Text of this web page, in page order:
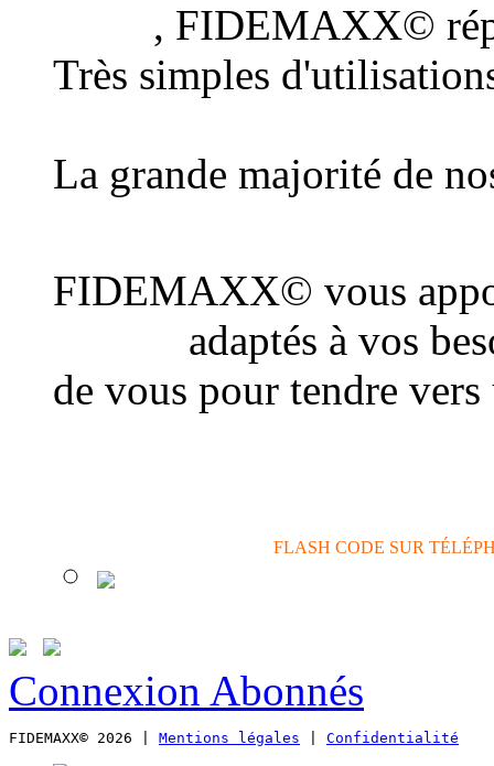
, FIDEMAXX©
Très simples
La grande majorité de
FIDEMAXX© vous
adaptés à vos
de vous pour tendre
FLASH CODE SUR
Connexion Abonnés
FIDEMAXX© 2026 | Mentions légales Confidentialité